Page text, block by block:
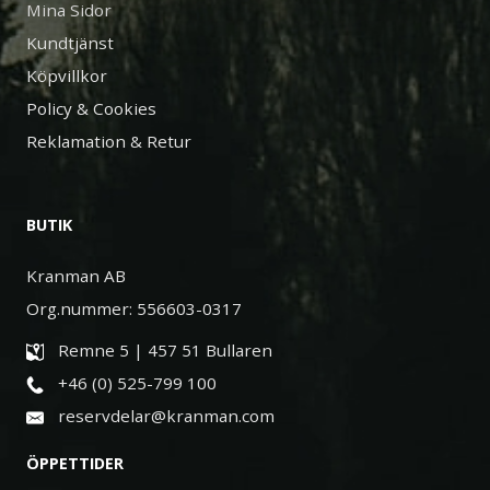
Mina Sidor
Kundtjänst
Köpvillkor
Policy & Cookies
Reklamation & Retur
BUTIK
Kranman AB
Org.nummer: 556603-0317
Remne 5 | 457 51 Bullaren
+46 (0) 525-799 100
reservdelar@kranman.com
ÖPPETTIDER